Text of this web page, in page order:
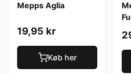
Mepps Aglia
19,95 kr
Køb her